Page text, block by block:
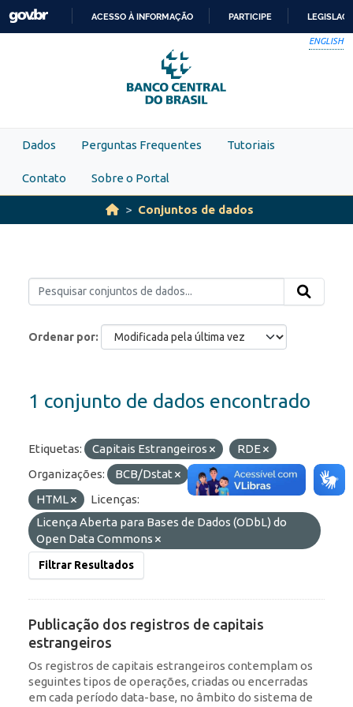
Skip to main content
PARA
O
CONTEÚDO
ACESSO À INFORMAÇÃO PARTICIPE
ENGLISH
Dados Perguntas Frequentes Tutoriais
Contato Sobre o Portal
Conjuntos de dados
Ordenar por
1 conjunto de dados encontrado
Etiquetas: Capitais Estrangeiros
RDE
Organizações:
BCB/Dstat Formatos:
JSON
HTML
Licenças:
Licença Aberta para Bases de Dados (ODbL) do
Open Data Commons
Filtrar Resultados
Publicação dos registros de capitais
estrangeiros
Os registros de capitais estrangeiros contemplam os
seguintes tipos de operações, criadas ou encerradas
em cada período data-base, no âmbito do sistema de